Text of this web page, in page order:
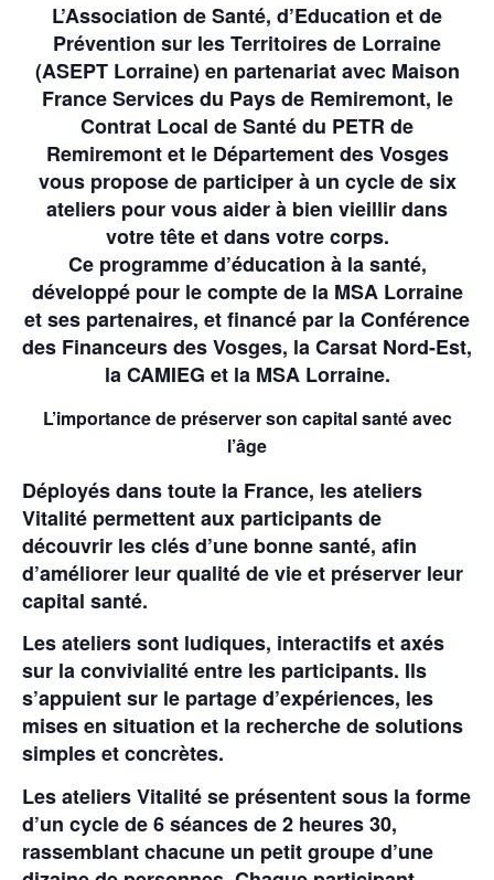
L’Association de Santé, d’Education et de
Prévention sur les Territoires de Lorraine
(ASEPT Lorraine) en partenariat avec Maison
France Services du Pays de Remiremont, le
Contrat Local de Santé du PETR de
Remiremont et le Département des Vosges
vous propose de participer à un cycle de six
ateliers pour vous aider à bien vieillir dans
votre tête et dans votre corps.
Ce programme d’éducation à la santé,
développé pour le compte de la MSA Lorraine
et ses partenaires, et financé par la Conférence
des Financeurs des Vosges, la Carsat Nord-Est,
la CAMIEG et la MSA Lorraine.
L’importance de préserver son capital santé avec
l’âge
Déployés dans toute la France, les ateliers
Vitalité permettent aux participants de
découvrir les clés d’une bonne santé, afin
d’améliorer leur qualité de vie et préserver leur
capital santé.
Les ateliers sont ludiques, interactifs et axés
sur la convivialité entre les participants. Ils
s’appuient sur le partage d’expériences, les
mises en situation et la recherche de solutions
simples et concrètes.
Les ateliers Vitalité se présentent sous la forme
d’un cycle de 6 séances de 2 heures 30,
rassemblant chacune un petit groupe d’une